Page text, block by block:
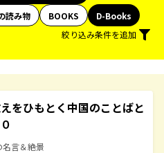
読み物 BOOKS
D-Books
絞り込み条件を追加
をひもとく中国のことばと
名言＆絶景